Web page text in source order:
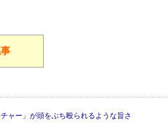
ャー」が頭をぶち殴られるような旨さ